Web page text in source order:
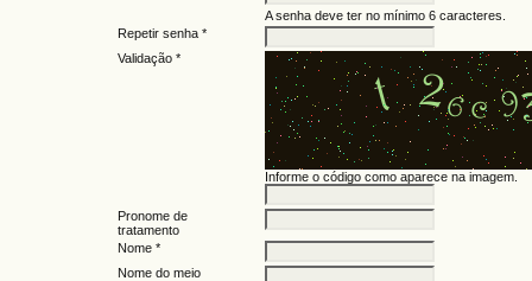
A senha deve ter no mínimo 6 caracteres.
Repetir senha *
Validação *
Informe o código como aparece na imagem.
Pronome de
tratamento
Nome *
Nome do meio